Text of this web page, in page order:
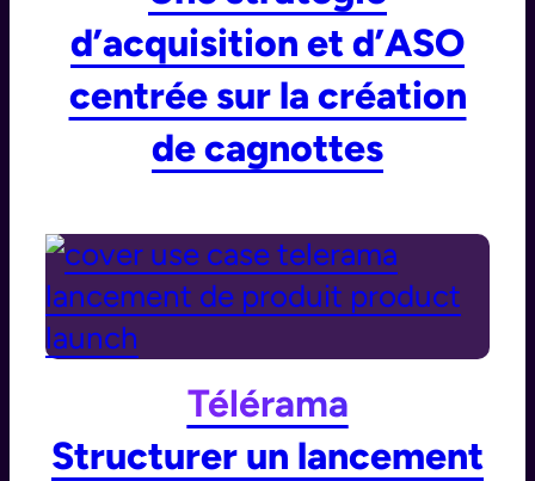
d’acquisition et d’ASO
centrée sur la création
de cagnottes
Télérama
Structurer un lancement